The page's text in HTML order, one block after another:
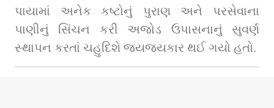
પાયામાં અનેક કષ્ટોનું પુરાણ અને પરસેવાના
પાણીનું સિંચન કરી અજોડ ઉપાસનાનું સુવર્ણ
સ્થાપન કરતાં ચહુદિશે જયજયકાર થઈ ગયો હતો.